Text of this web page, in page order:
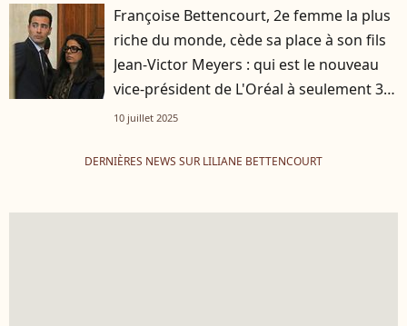
Françoise Bettencourt, 2e femme la plus
riche du monde, cède sa place à son fils
Jean-Victor Meyers : qui est le nouveau
vice-président de L'Oréal à seulement 38
ans ?
10 juillet 2025
DERNIÈRES NEWS SUR LILIANE BETTENCOURT